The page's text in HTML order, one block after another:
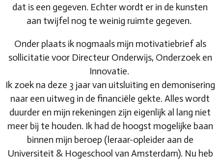
dat is een gegeven. Echter wordt er in de kunsten
aan twijfel nog te weinig ruimte gegeven.
Onder plaats ik nogmaals mijn motivatiebrief als
sollicitatie voor Directeur Onderwijs, Onderzoek en
Innovatie.
Ik zoek na deze 3 jaar van uitsluiting en demonisering
naar een uitweg in de financiële gekte. Alles wordt
duurder en mijn rekeningen zijn eigenlijk al lang niet
meer bij te houden. Ik had de hoogst mogelijke baan
binnen mijn beroep (leraar-opleider aan de
Universiteit & Hogeschool van Amsterdam). Nu heb